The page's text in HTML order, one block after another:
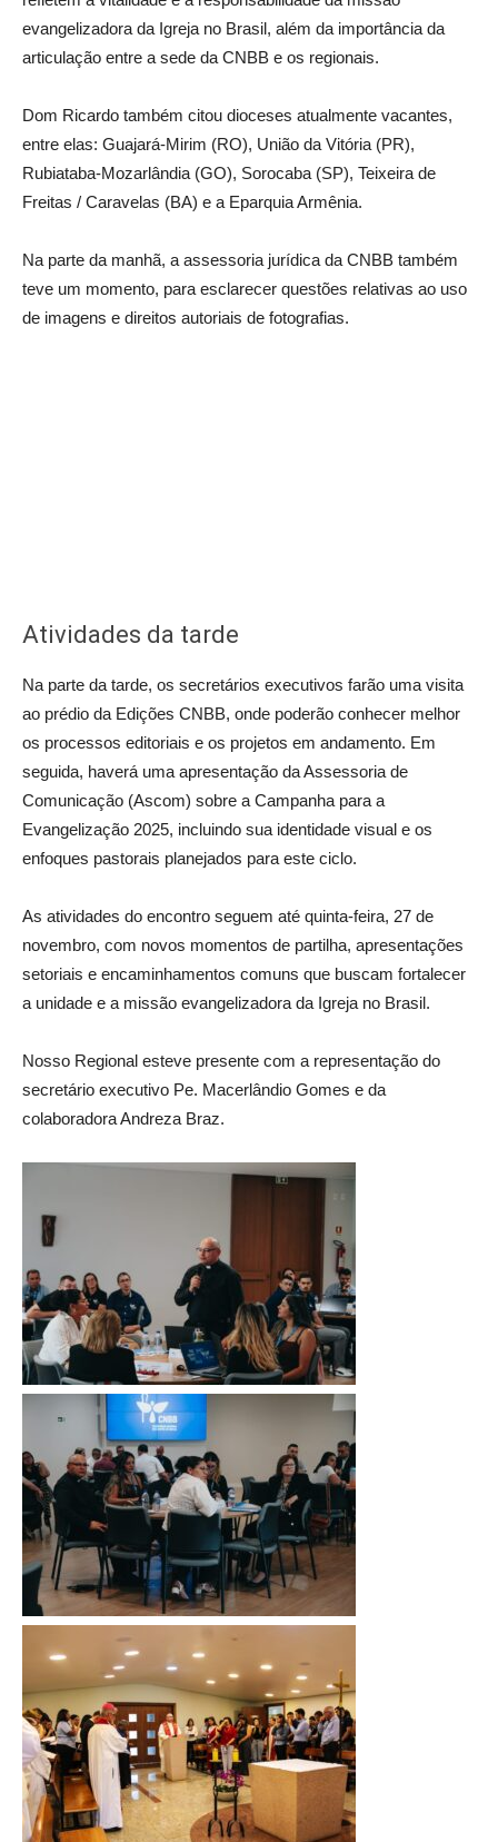
evangelizadora da Igreja no Brasil, além da importância da
articulação entre a sede da CNBB e os regionais.
Dom Ricardo também citou dioceses atualmente vacantes,
entre elas: Guajará-Mirim (RO), União da Vitória (PR),
Rubiataba-Mozarlândia (GO), Sorocaba (SP), Teixeira de
Freitas / Caravelas (BA) e a Eparquia Armênia.
Na parte da manhã, a assessoria jurídica da CNBB também
teve um momento, para esclarecer questões relativas ao uso
de imagens e direitos autoriais de fotografias.
Atividades da tarde
Na parte da tarde, os secretários executivos farão uma visita
ao prédio da Edições CNBB, onde poderão conhecer melhor
os processos editoriais e os projetos em andamento. Em
seguida, haverá uma apresentação da Assessoria de
Comunicação (Ascom) sobre a Campanha para a
Evangelização 2025, incluindo sua identidade visual e os
enfoques pastorais planejados para este ciclo.
As atividades do encontro seguem até quinta-feira, 27 de
novembro, com novos momentos de partilha, apresentações
setoriais e encaminhamentos comuns que buscam fortalecer
a unidade e a missão evangelizadora da Igreja no Brasil.
Nosso Regional esteve presente com a representação do
secretário executivo Pe. Macerlândio Gomes e da
colaboradora Andreza Braz.